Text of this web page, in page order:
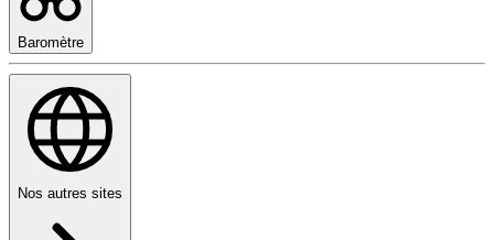
Baromètre
Nos autres sites